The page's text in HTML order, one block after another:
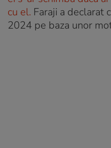
cu el. Faraji a declarat
2024 pe baza unor